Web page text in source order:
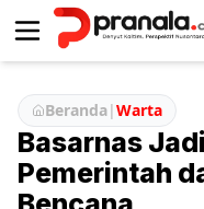
Beranda|Warta
Basarnas
Pemerintah